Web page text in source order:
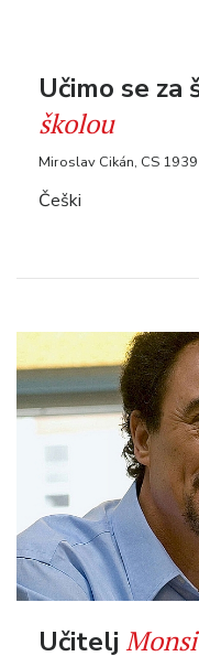
Učimo se za
školou
Miroslav Cikán, CS
Češki
Učitelj